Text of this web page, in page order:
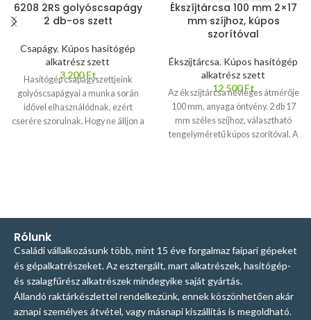
6208 2RS golyóscsapágy
2 db-os szett
Csapágy, Kúpos hasítógép
alkatrész szett
3 200Ft
Hasítógép csapágyszettjeink
golyóscsapágyai a munka során
idővel elhasználódnak, ezért
cserére szorulnak. Hogy ne álljon a
megrendelni, így a tartalék
csapágyak azonnal kéznél lesznek.
A szett az aktuálisan készleten lévő
csapágyainkból kerül
összeállításra
et helyez a kosárba, 2 darab
golyóscsapágyat kap.Szívesen
segítünk a megfelelő alkatrészek
Ékszíjtárcsa 100 mm 2×17
mm szíjhoz, kúpos
szorítóval
Ékszíjtárcsa, Kúpos hasítógép
alkatrész szett
12 500Ft
Az ékszíjtárcsa névleges átmérője
100 mm, anyaga öntvény. 2 db 17
mm széles szíjhoz, választható
tengelyméretű kúpos szorítóval. A
ajánljuk. Amennyiben más
vásárolni, kérjük érdeklődjön
Rólunk
Családi vállalkozásunk több, mint 15 éve forgalmaz faipari gépeket
és gépalkatrészeket. Az esztergált, mart alkatrészek, hasítógép-
és szalagfűrész alkatrészek mindegyike saját gyártás.
Állandó raktárkészlettel rendelkezünk, ennek köszönhetően akár
aznapi személyes átvétel, vagy másnapi kiszállítás is megoldható.